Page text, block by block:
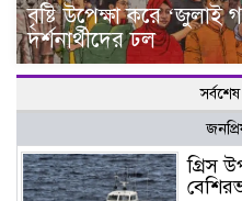
বৃষ্টি উপেক্ষা করে ‘জুলাই
দর্শনার্থীদের ঢল
গ্রিস